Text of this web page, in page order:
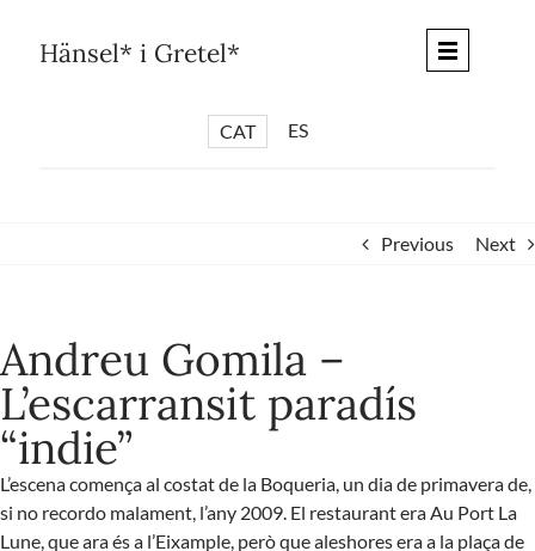
content
Hänsel* i Gretel*
CAT ES
*PISTES LITERÀRIES
*SÈRIE CULTURAL
*DIARI DEL DIA DESPRÉS
*QUIOSC HÄNSEL* i GRETEL*
*UNIVERS HÄNSEL* i GRETEL*
Previous Next
Andreu Gomila –
L’escarransit paradís
“indie”
L’escena comença al costat de la Boqueria, un dia de primavera de,
si no recordo malament, l’any 2009. El restaurant era Au Port La
Lune, que ara és a l’Eixample, però que aleshores era a la plaça de